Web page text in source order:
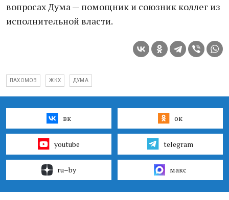
вопросах Дума — помощник и союзник коллег из
исполнительной власти.
ПАХОМОВ ЖКХ ДУМА
вк ок
youtube telegram
ru–by макс